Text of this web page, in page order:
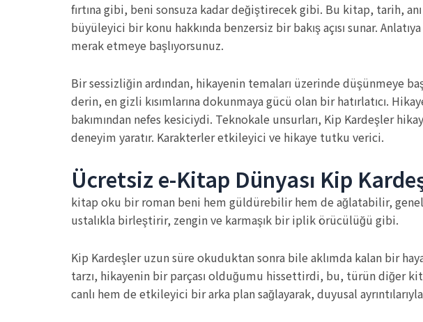
fırtına gibi, beni sonsuza kadar değiştirecek gibi. Bu kitap, tarih,
büyüleyici bir konu hakkında benzersiz bir bakış açısı sunar.
merak etmeye başlıyorsunuz.
Bir sessizliğin ardından, hikayenin temaları üzerinde düşünmeye
derin, en gizli kısımlarına dokunmaya gücü olan bir hatırlatıcı.
bakımından nefes kesiciydi. Teknokale unsurları, Kip Kardeşler
deneyim yaratır. Karakterler etkileyici ve hikaye tutku verici.
Ücretsiz e-Kitap Dünyası Kip
kitap oku bir roman beni hem güldürebilir hem de ağlatabilir,
ustalıkla birleştirir, zengin ve karmaşık bir iplik örücülüğü gibi.
Kip Kardeşler uzun süre okuduktan sonra bile aklımda kalan bir
tarzı, hikayenin bir parçası olduğumu hissettirdi, bu, türün diğer
canlı hem de etkileyici bir arka plan sağlayarak, duyusal